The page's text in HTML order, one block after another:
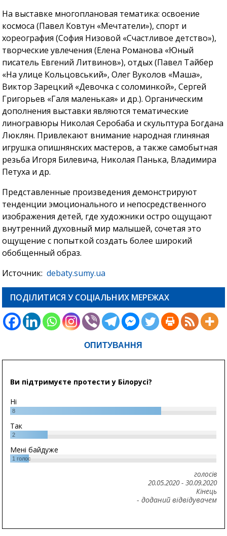
На выставке многоплановая тематика: освоение
космоса (Павел Ковтун «Мечтатели»), спорт и
хореография (София Низовой «Счастливое детство»),
творческие увлечения (Елена Романова «Юный
писатель Евгений Литвинов»), отдых (Павел Тайбер
«На улице Кольцовський», Олег Вуколов «Маша»,
Виктор Зарецкий «Девочка с соломинкой», Сергей
Григорьев «Галя маленькая» и др.). Органическим
дополнения выставки являются тематические
линогравюры Николая Серобаба и скульптура Богдана
Люклян. Привлекают внимание народная глиняная
игрушка опишнянских мастеров, а также самобытная
резьба Игоря Билевича, Николая Панька, Владимира
Петуха и др.
Представленные произведения демонстрируют
тенденции эмоционального и непосредственного
изображения детей, где художники остро ощущают
внутренний духовный мир малышей, сочетая это
ощущение с попыткой создать более широкий
обобщенный образ.
Источник: debaty.sumy.ua
ПОДІЛИТИСЯ У СОЦІАЛЬНИХ МЕРЕЖАХ
ОПИТУВАННЯ
Ви підтримуєте протести у Білорусі?
Ні
8
Так
2
Мені байдуже
1 голос
голосів
20.05.2020- 30.09.2020
Кінець
- доданий відвідувачем